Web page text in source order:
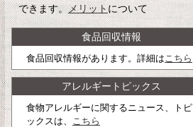
できます。メリットについて
食品回収情報
食品回収情報があります。詳細は こちら
アレルギートピックス
食物アレルギーに関するニュース、トピ
ックスは、
こちら